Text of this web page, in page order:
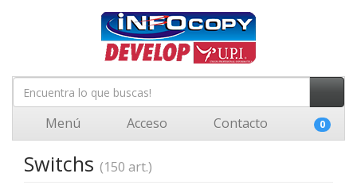
Menú Acceso Contacto 0
Switchs (150 art.)